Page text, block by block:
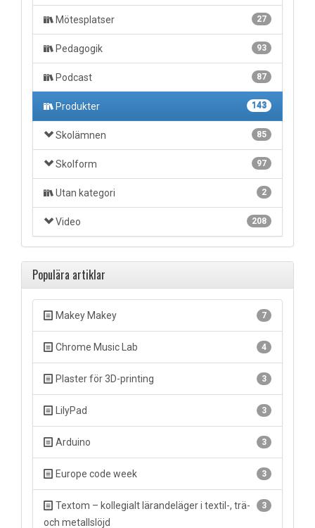
27
Mötesplatser
93
Pedagogik
87
Podcast
143
Produkter
85
Skolämnen
97
Skolform
2
Utan kategori
208
Video
Populära artiklar
7
Makey Makey
4
Chrome Music Lab
3
Plaster för 3D-printing
3
LilyPad
3
Arduino
3
Europe code week
3
Textom – kollegialt lärandeläger i textil-, trä-
och metallslöjd